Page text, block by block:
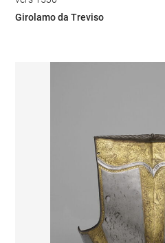
Girolamo da Treviso